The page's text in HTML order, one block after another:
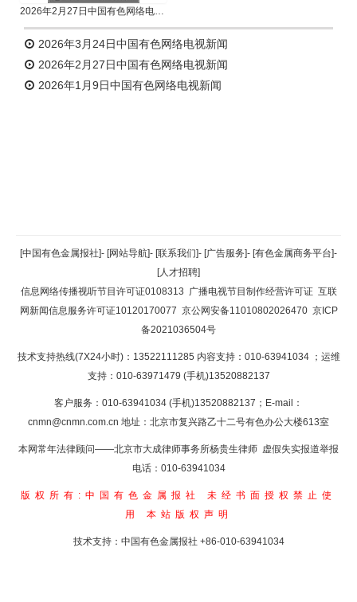
2026年2月27日中国有色网络电视新闻
2026年3月24日中国有色网络电视新闻
2026年2月27日中国有色网络电视新闻
2026年1月9日中国有色网络电视新闻
返回顶部
返回首页
[中国有色金属报社]- [网站导航]- [联系我们]- [广告服务]- [有色金属商务平台]-
[人才招聘]
信息网络传播视听节目许可证0108313 广播电视节目制作经营许可证 互联
网新闻信息服务许可证10120170077 京公网安备11010802026470 京ICP
备2021036504号
技术支持热线(7X24小时)：13522111285 内容支持：010-63941034 ；运维
支持：010-63971479 (手机)13520882137
客户服务：010-63941034 (手机)13520882137；E-mail：
cnmn@cnmn.com.cn 地址：北京市复兴路乙十二号有色办公大楼613室
本网常年法律顾问——北京市大成律师事务所杨贵生律师 虚假失实报道举报
电话：010-63941034
版权所有:中国有色金属报社
未经书面授权禁止使
用 本站版权声明
技术支持：中国有色金属报社 +86-010-63941034